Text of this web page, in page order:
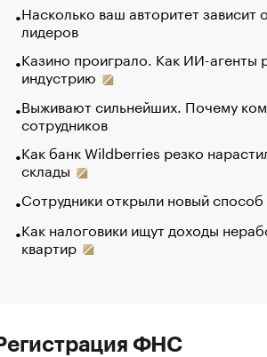
Насколько ваш авторитет зависит
лидеров
Казино проиграло. Как ИИ-агенты
индустрию
Выживают сильнейших. Почему
сотрудников
Как банк Wildberries резко
склады
Сотрудники открыли новый
Как налоговики ищут доходы
квартир
ФНС